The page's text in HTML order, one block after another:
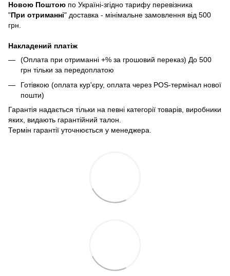
Новою Поштою по Україні-згідно тарифу перевізника
"При отриманні" доставка - мінімальне замовлення від 500
грн.
Накладений платіж
(Оплата при отриманні +% за грошовий переказ) До 500
грн тільки за передоплатою
Готівкою (оплата кур'єру, оплата через POS-термінал нової
пошти)
Гарантія надається тільки на певні категорії товарів, виробники
яких, видають гарантійний талон.
Термін гарантії уточнюється у менеджера.